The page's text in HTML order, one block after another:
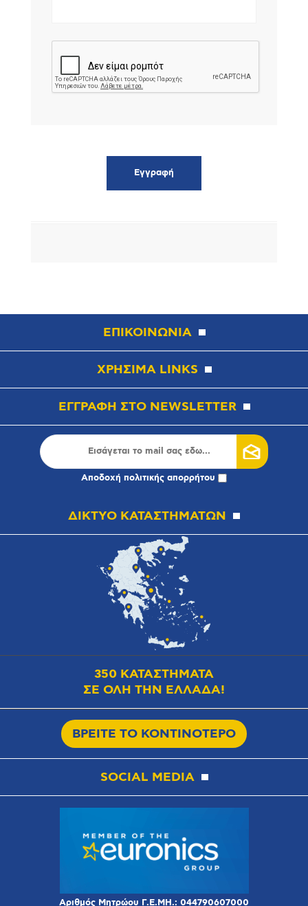
ΕΠΙΚΟΙΝΩΝΙΑ
ΧΡΗΣΙΜΑ LINKS
ΕΓΓΡΑΦΗ ΣΤΟ NEWSLETTER
Αποδοχή πολιτικής απορρήτου
ΔΙΚΤΥΟ ΚΑΤΑΣΤΗΜΑΤΩΝ
350 ΚΑΤΑΣΤΗΜΑΤΑ
ΣΕ ΟΛΗ ΤΗΝ ΕΛΛΑΔΑ!
ΒΡΕΙΤΕ ΤΟ ΚΟΝΤΙΝΟΤΕΡΟ
SOCIAL MEDIA